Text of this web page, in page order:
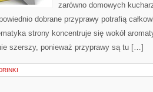
zarówno domowych
dobrane przyprawy potrafią
strony koncentruje się wokół
szerszy, ponieważ przyprawy są tu […]